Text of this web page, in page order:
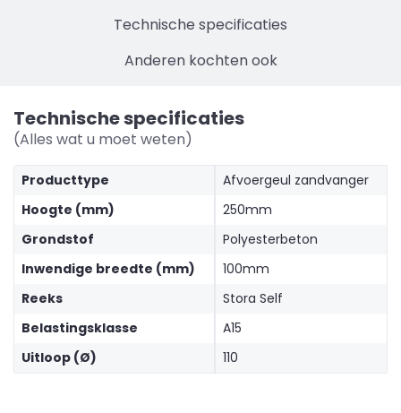
Technische specificaties
Anderen kochten ook
Technische specificaties
(Alles wat u moet weten)
Producttype
Afvoergeul zandvanger
Hoogte (mm)
250mm
Grondstof
Polyesterbeton
Inwendige breedte (mm)
100mm
Reeks
Stora Self
Belastingsklasse
A15
Uitloop (Ø)
110